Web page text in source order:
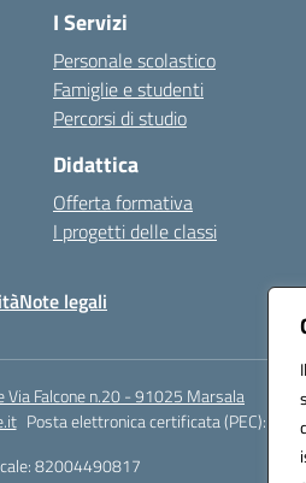
I Servizi
Personale scolastico
Famiglie e studenti
Percorsi di studio
Didattica
Offerta formativa
I progetti delle classi
Note legali
Via Falcone n.20 - 91025 Marsala
Posta elettronica certificata (PEC):
82004490817